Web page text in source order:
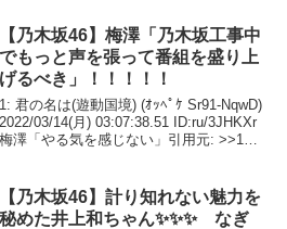
【乃木坂46】梅澤「乃木坂工事中
でもっと声を張って番組を盛り上
げるべき」！！！！！
1: 君の名は(遊動国境) (ｵｯﾍﾟｹ Sr91-NqwD)
2022/03/14(月) 03:07:38.51 ID:ru/3JHKXr
梅澤「やる気を感じない」引用元: >>1ま
【乃木坂46】計り知れない魅力を
秘めた井上和ちゃん✨✨✨ なぎ